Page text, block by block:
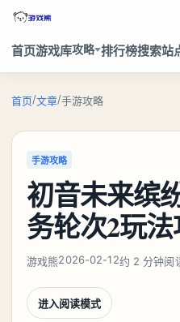
首页游戏库攻略 排行榜搜索站
首页/文章/手游攻略
手游攻略
初音未来缤
务轮次2玩
游戏熊2026-02-12约 2 分钟阅
进入阅读模式